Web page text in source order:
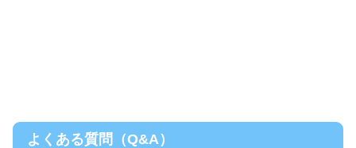
よくある質問（Q&A）